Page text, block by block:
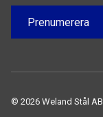
Prenumerera
© 2026 Weland Stål AB